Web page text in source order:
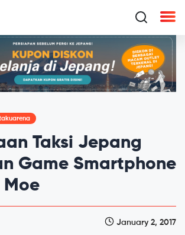
Taksi Jepang
Game Smartphone
Moe
January 2, 2017